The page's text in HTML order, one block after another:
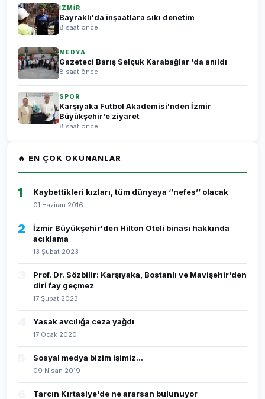
İZMİR
Bayraklı'da inşaatlara sıkı denetim
8 saat önce
MEDYA
Gazeteci Barış Selçuk Karabağlar ‘da anıldı
8 saat önce
SPOR
Karşıyaka Futbol Akademisi'nden İzmir
Büyükşehir'e ziyaret
8 saat önce
🔥 EN ÇOK OKUNANLAR
1 Kaybettikleri kızları, tüm dünyaya ‘’nefes’’ olacak
01 Haziran 2016
2
İzmir Büyükşehir'den Hilton Oteli binası hakkında
açıklama
13 Şubat 2023
Prof. Dr. Sözbilir: Karşıyaka, Bostanlı ve Mavişehir'den
diri fay geçmez
17 Şubat 2023
Yasak avcılığa ceza yağdı
17 Ocak 2020
Sosyal medya bizim işimiz...
09 Nisan 2019
Tarçın Kırtasiye'de ne ararsan bulunuyor